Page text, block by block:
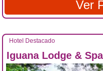
Ver
Hotel Destacado
Iguana Lodge &